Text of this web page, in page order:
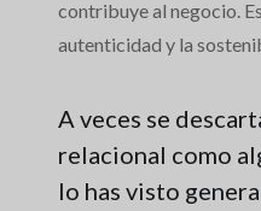
contribuye al negocio.
autenticidad y la
A veces se
relacional como
lo has visto